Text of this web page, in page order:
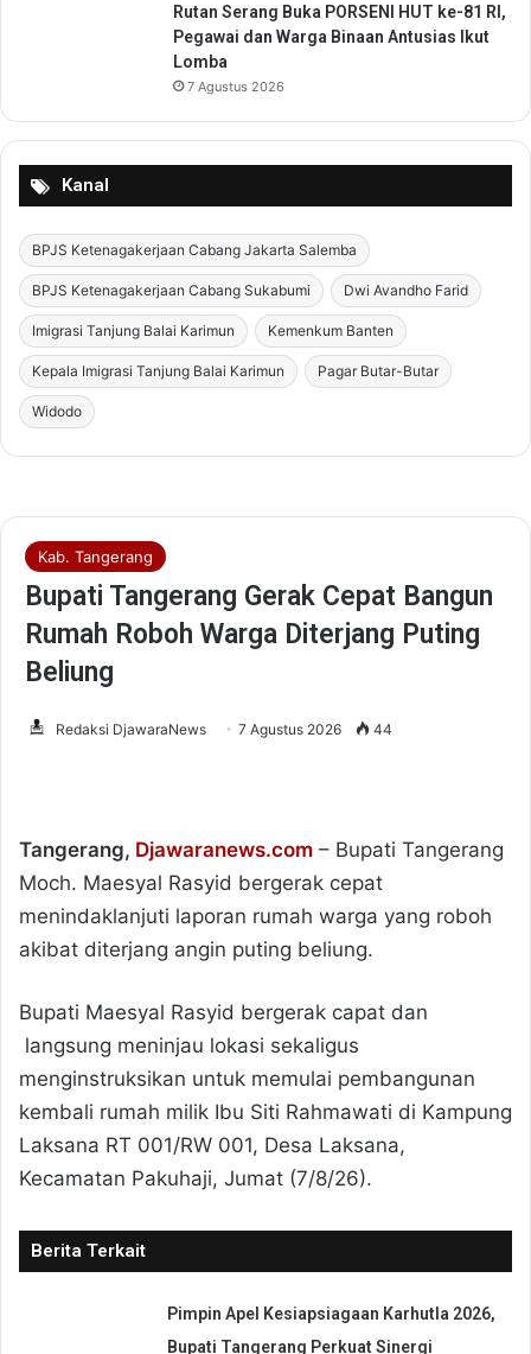
Rutan Serang Buka PORSENI HUT ke-81 RI,
Pegawai dan Warga Binaan Antusias Ikut
Lomba
7 Agustus 2026
Kanal
BPJS Ketenagakerjaan Cabang Jakarta Salemba
BPJS Ketenagakerjaan Cabang Sukabumi Dwi Avandho Farid
Imigrasi Tanjung Balai Karimun Kemenkum Banten
Kepala Imigrasi Tanjung Balai Karimun Pagar Butar-Butar
Widodo